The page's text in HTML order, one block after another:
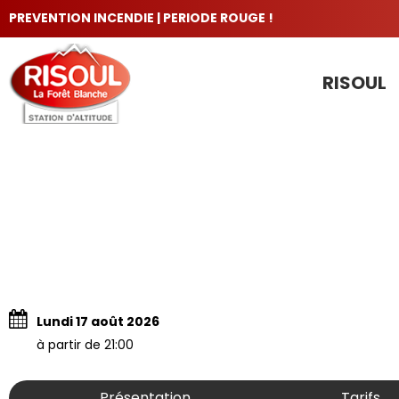
PREVENTION INCENDIE | PERIODE ROUGE !
RISOUL
Lundi 17 août 2026
à partir de 21:00